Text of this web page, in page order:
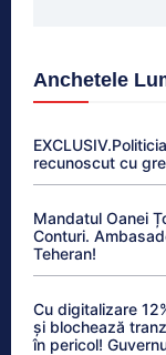
Anchetele
recunoscut cu
Mandatul Oanei
Conturi.
Teheran!
Cu digitalizare
și blochează
în pericol!